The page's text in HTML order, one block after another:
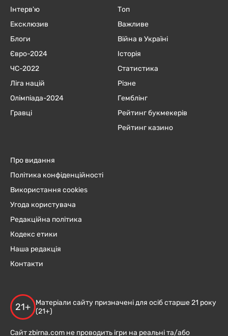
Інтерв'ю
Ексклюзив
Блоги
Євро-2024
ЧC-2022
Ліга націй
Олімпіада-2024
Гравці
Топ
Важливе
Війна в Україні
Історія
Статистика
Різне
Гемблінг
Рейтинг букмекерів
Рейтинг казино
Про видання
Політика конфіденційності
Використання cookies
Угода користувача
Редакційна політика
Кодекс етики
Наша редакція
Контакти
21+
Матеріали сайту призначені для осіб старше 21 року
(21+)
Сайт zbirna.com не проводить ігри на реальні та/або